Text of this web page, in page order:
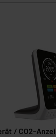
/ CO2-